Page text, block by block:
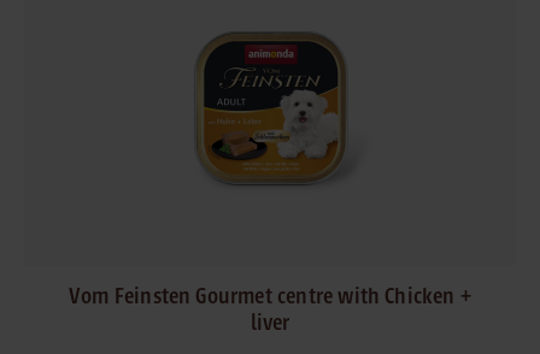
Vom Feinsten Gourmet centre with Chicken +
liver